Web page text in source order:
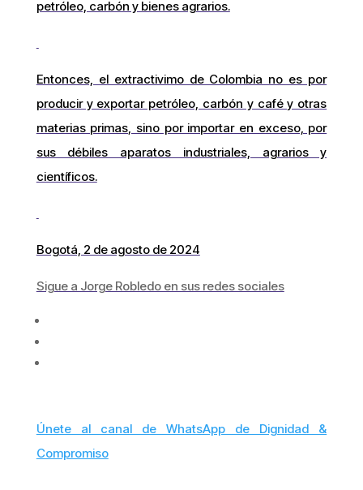
petróleo, carbón y bienes agrarios.
Entonces, el extractivimo de Colombia no es por
producir y exportar petróleo, carbón y café y otras
materias primas, sino por importar en exceso, por
sus débiles aparatos industriales, agrarios y
científicos.
Bogotá, 2 de agosto de 2024
Sigue a Jorge Robledo en sus redes sociales
Únete al canal de WhatsApp de Dignidad &
Compromiso